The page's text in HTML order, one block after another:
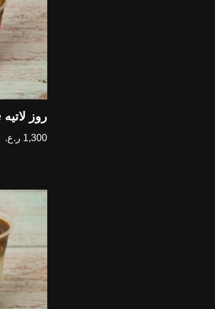
روز لاتيه Rose Latte
1,300 ر.ع.